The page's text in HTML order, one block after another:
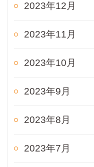
2023年12月
2023年11月
2023年10月
2023年9月
2023年8月
2023年7月